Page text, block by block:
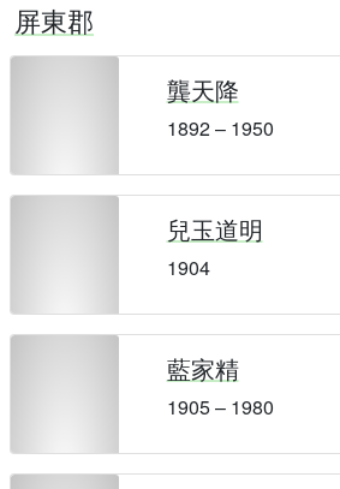
屏東郡
龔天降
1892 – 1950
兒玉道明
1904
藍家精
1905 – 1980